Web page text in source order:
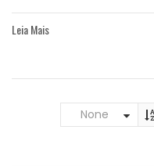
Leia Mais
None